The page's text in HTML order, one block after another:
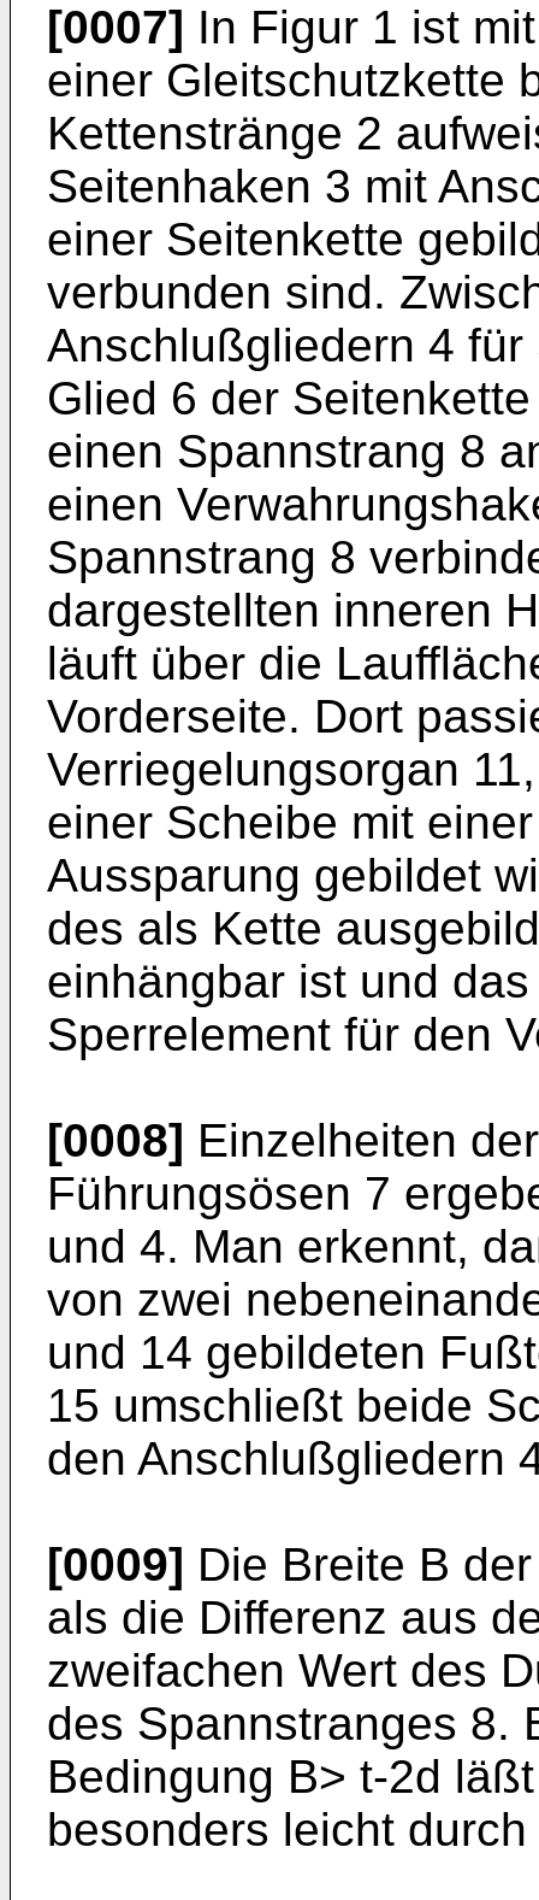
[0007] In Figur 1 ist
einer Gleitschutzkette
Kettenstränge 2
Seitenhaken 3 mit
einer Seitenkette
verbunden sind.
Anschlußgliedern 4
Glied 6 der
einen Spannstrang 8
einen
Spannstrang 8
dargestellten inneren
läuft über die
Vorderseite. Dort
Verriegelungsorgan
einer Scheibe mit
Aussparung gebildet
des als Kette
einhängbar ist und
Sperrelement für den
[0008] Einzelheiten
Führungsösen 7
und 4. Man erkennt,
von zwei
und 14 gebildeten
15 umschließt beide
den Anschlußgliedern
[0009] Die Breite B
als die Differenz aus
zweifachen Wert des
des Spannstranges 8.
Bedingung B> t-2d
besonders leicht